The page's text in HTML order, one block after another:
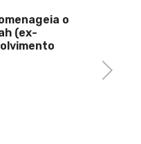
o
(ex-
Next